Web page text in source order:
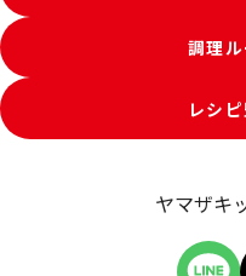
調理
レシ
ヤマザキ